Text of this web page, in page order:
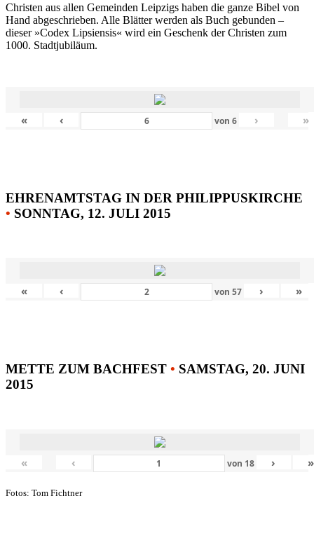
Christen aus allen Gemeinden Leipzigs haben die ganze Bibel von
Hand abgeschrieben. Alle Blätter werden als Buch gebunden –
dieser »Codex Lipsiensis« wird ein Geschenk der Christen zum
1000. Stadtjubiläum.
« ‹ von6 › »
EHRENAMTSTAG IN DER PHILIPPUSKIRCHE
• SONNTAG, 12. JULI 2015
« ‹ von57 › »
METTE ZUM BACHFEST • SAMSTAG, 20. JUNI
2015
« ‹ von 18 › »
Fotos: Tom Fichtner